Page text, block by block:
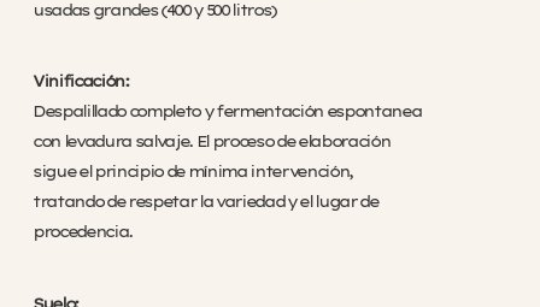
usadas grandes (400 y 500 litros)
Vinificación:
Despalillado completo y fermentación espontanea
con levadura salvaje. El proceso de elaboración
sigue el principio de mínima intervención,
tratando de respetar la variedad y el lugar de
procedencia.